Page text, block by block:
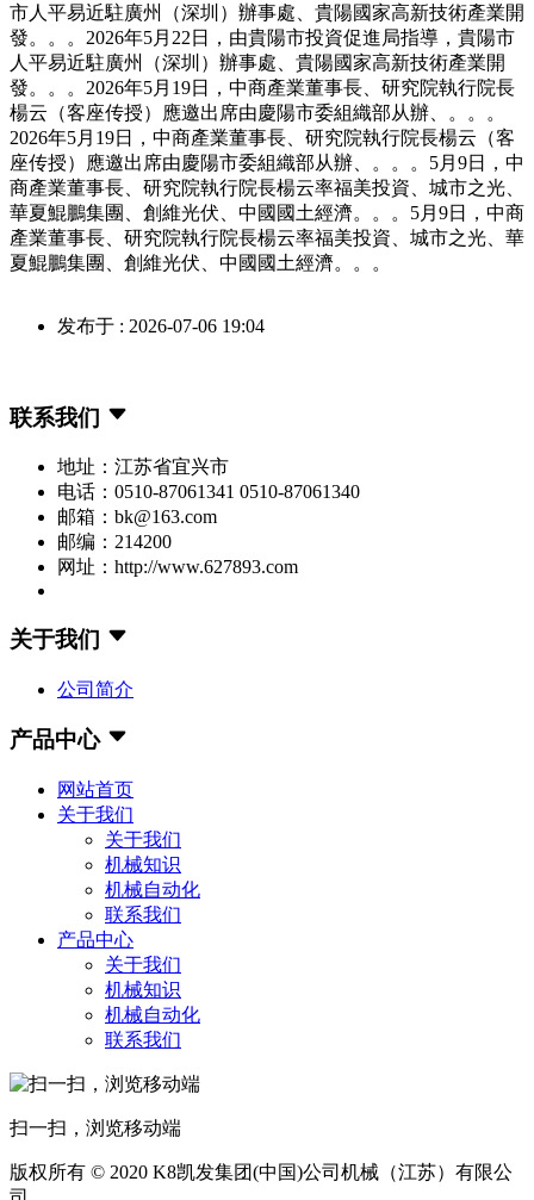
市人平易近駐廣州（深圳）辦事處、貴陽國家高新技術產業開
發。。。2026年5月22日，由貴陽市投資促進局指導，貴陽市
人平易近駐廣州（深圳）辦事處、貴陽國家高新技術產業開
發。。。2026年5月19日，中商產業董事長、研究院執行院長
楊云（客座传授）應邀出席由慶陽市委組織部从辦、。。。
2026年5月19日，中商產業董事長、研究院執行院長楊云（客
座传授）應邀出席由慶陽市委組織部从辦、。。。5月9日，中
商產業董事長、研究院執行院長楊云率福美投資、城市之光、
華夏鯤鵬集團、創維光伏、中國國土經濟。。。5月9日，中商
產業董事長、研究院執行院長楊云率福美投資、城市之光、華
夏鯤鵬集團、創維光伏、中國國土經濟。。。
发布于 : 2026-07-06 19:04
联系我们
地址：江苏省宜兴市
电话：0510-87061341 0510-87061340
邮箱：bk@163.com
邮编：214200
网址：http://www.627893.com
关于我们
公司简介
产品中心
网站首页
关于我们
关于我们
机械知识
机械自动化
联系我们
产品中心
关于我们
机械知识
机械自动化
联系我们
扫一扫，浏览移动端
版权所有 © 2020 K8凯发集团(中国)公司机械（江苏）有限公